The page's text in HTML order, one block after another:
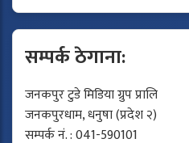
सम्पर्क ठेगाना:
जनकपुर टुडे मिडिया ग्रुप प्रालि
जनकपुरधाम, धनुषा (प्रदेश २)
सम्पर्क नं. : 041-590101